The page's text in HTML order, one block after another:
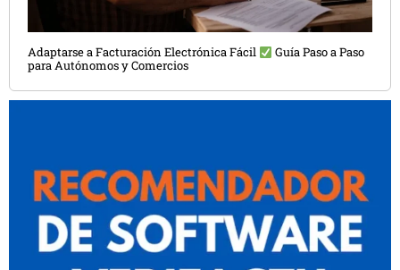
Adaptarse a Facturación Electrónica Fácil
Guía Paso a Paso
para Autónomos y Comercios